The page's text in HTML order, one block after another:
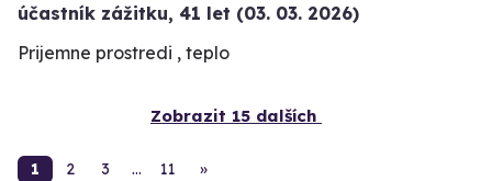
účastník zážitku, 41 let (03. 03. 2026)
Prijemne prostredi , teplo
Zobrazit 15 dalších
1 2 3 … 11 »